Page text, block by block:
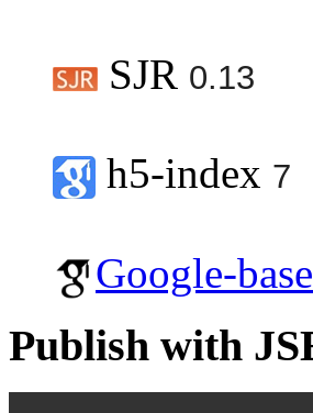
SJR 0.13
h5-index 7
Google-
Publish with